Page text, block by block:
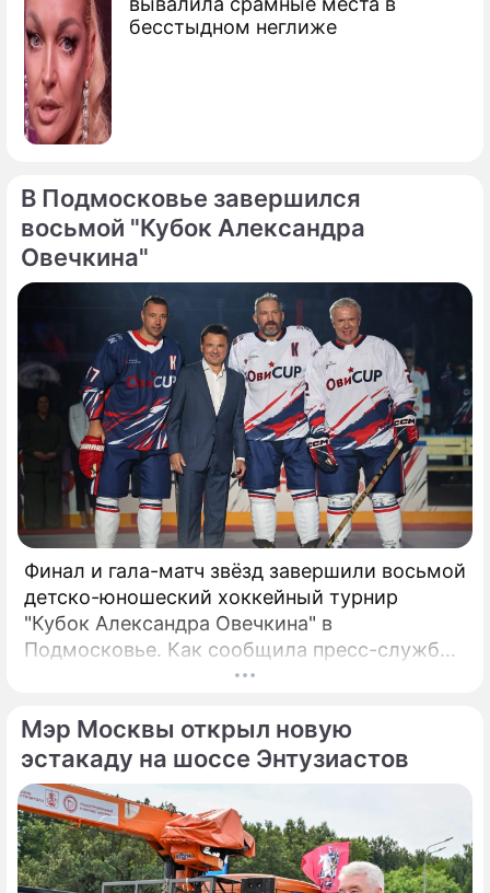
бесстыдном неглиже
По теме
Продолжение: Бьющаяся
головой Волочкова вытеснила
с шоу Борисову
В Подмосковье завершился
восьмой "Кубок Александра
Овечкина"
Финал и гала-матч звёзд завершили восьмой
детско-юношеский хоккейный турнир
"Кубок Александра Овечкина" в
Подмосковье. Как сообщила пресс-служба
регионального правительства, губернатор
сделал символическое сбрасывание шайбы
на «Арене Мытищи».
Мэр Москвы открыл новую
эстакаду на шоссе Энтузиастов